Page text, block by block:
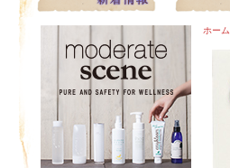
ホーム